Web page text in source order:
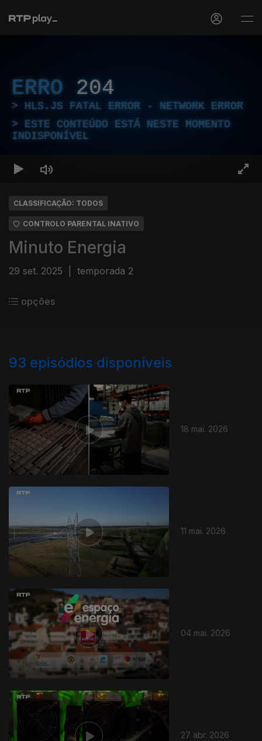
ERRO 204
HLS.JS FATAL ERROR - NETWORK ERROR
ESTE CONTEÚDO ESTÁ NESTE MOMENTO
INDISPONÍVEL
CLASSIFICAÇÃO: TODOS
CONTROLO PARENTAL INATIVO
Minuto Energia
29 set. 2025 temporada 2
opções
93 episódios disponíveis
18 mai. 2026
11 mai. 2026
04 mai. 2026
27 abr. 2026